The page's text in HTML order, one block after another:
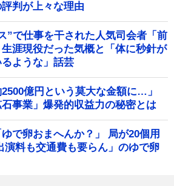
判が上々な理由
”で仕事を干された人気司会者「前
涯現役だった気概と「体に秒針が
ような」話芸
2500億円という莫大な金額に…」
事業」爆発的収益力の秘密とは
で卵おまへんか？」 局が20個用
料も交通費も要らん」のゆで卵